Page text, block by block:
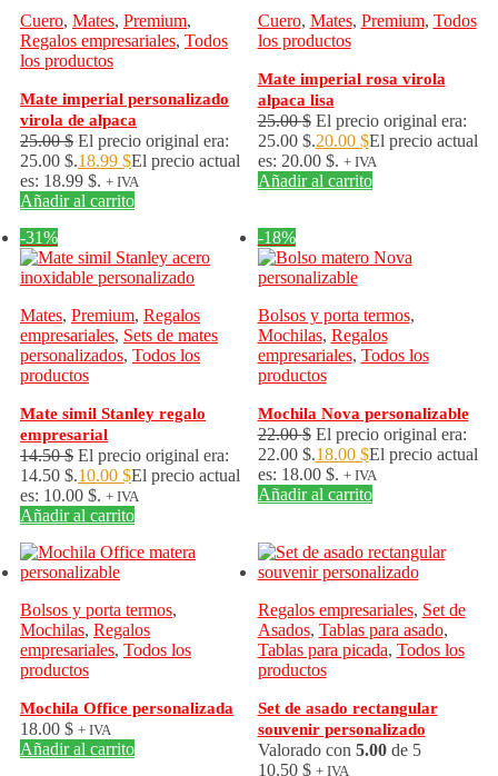
Cuero, Mates, Premium,
Regalos empresariales, Todos
los productos
Mate imperial personalizado
virola de alpaca
25.00$ El precio original era:
25.00 $.18.99 $El precio actual
es: 18.99 $. + IVA
Añadir al carrito
Cuero, Mates, Premium, Todos
los productos
Mate imperial rosa virola
alpaca lisa
25.00$ El precio original era:
25.00 $.20.00 $El precio actual
es: 20.00 $. + IVA
Añadir al carrito
-31%
Mates, Premium, Regalos
empresariales, Sets de mates
personalizados, Todos los
productos
Mate simil Stanley regalo
empresarial
14.50$ El precio original era:
14.50 $.10.00 $El precio actual
es: 10.00 $. + IVA
Añadir al carrito
-18%
Bolsos y porta termos,
Mochilas, Regalos
empresariales, Todos los
productos
Mochila Nova personalizable
22.00$ El precio original era:
22.00 $.18.00 $El precio actual
es: 18.00 $. + IVA
Añadir al carrito
Bolsos y porta termos,
Mochilas, Regalos
empresariales, Todos los
productos
Mochila Office personalizada
18.00 $ + IVA
Añadir al carrito
Regalos empresariales, Set de
Asados, Tablas para asado,
Tablas para picada, Todos los
productos
Set de asado rectangular
souvenir personalizado
Valorado con 5.00de 5
10.50 $ + IVA